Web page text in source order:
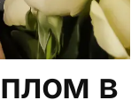
в